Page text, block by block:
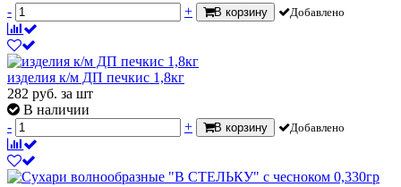
-
+ В корзину Добавлено
изделия к/м ДП печкис 1,8кг
282 руб. за шт
В наличии
-
+ В корзину Добавлено